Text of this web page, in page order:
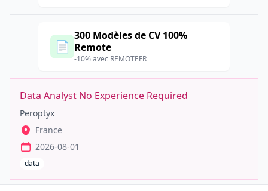
📄
300 Modèles de CV 100%
Remote
-10% avec REMOTEFR
Data Analyst No Experience Required
Peroptyx
France
2026-08-01
data